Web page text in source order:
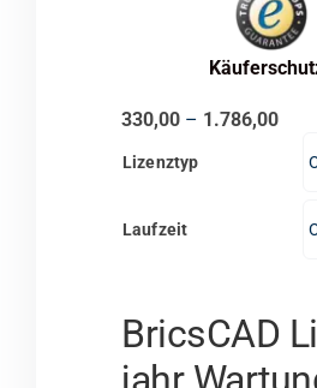
330,00 – 1.786,00
Lizenztyp
Laufzeit
BricsCAD